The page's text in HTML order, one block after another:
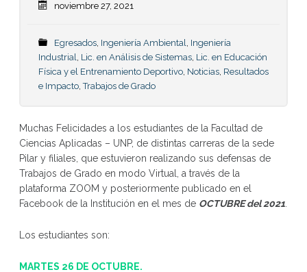
noviembre 27, 2021
Egresados, Ingeniería Ambiental, Ingeniería
Industrial, Lic. en Análisis de Sistemas, Lic. en Educación
Física y el Entrenamiento Deportivo, Noticias, Resultados
e Impacto,Trabajos de Grado
Muchas Felicidades a los estudiantes de la Facultad de
Ciencias Aplicadas – UNP, de distintas carreras de la sede
Pilar y filiales, que estuvieron realizando sus defensas de
Trabajos de Grado en modo Virtual, a través de la
plataforma ZOOM y posteriormente publicado en el
Facebook de la Institución en el mes de OCTUBRE del 2021.
Los estudiantes son:
MARTES 26 DE OCTUBRE.